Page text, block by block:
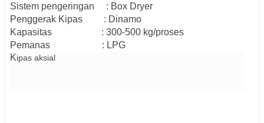
Sistem pengeringan : Box Dryer
Penggerak Kipas : Dinamo
Kapasitas
: 300-500 kg/proses
Pemanas : LPG
Kipas aksial